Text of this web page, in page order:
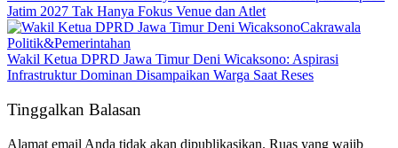
Jatim 2027 Tak Hanya Fokus Venue dan Atlet
Cakrawala
Politik&Pemerintahan
Wakil Ketua DPRD Jawa Timur Deni Wicaksono: Aspirasi
Infrastruktur Dominan Disampaikan Warga Saat Reses
Tinggalkan Balasan
Alamat email Anda tidak akan dipublikasikan. Ruas yang wajib